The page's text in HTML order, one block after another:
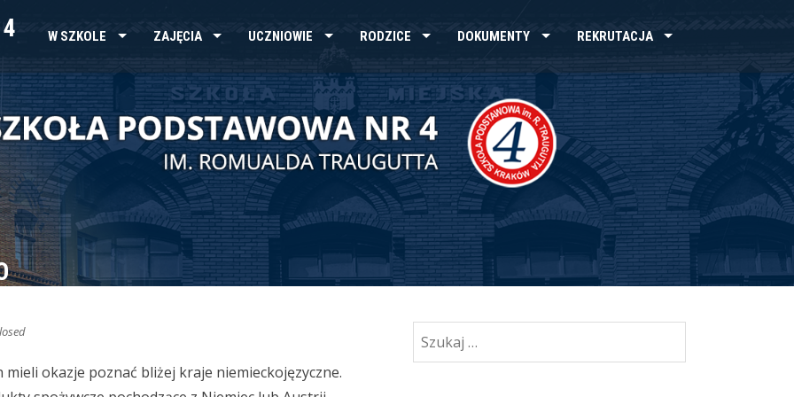
W SZKOLE ZAJĘCIA UCZNIOWIE RODZICE DOKUMENTY REKRUTACJA
okazje poznać bliżej kraje niemieckojęzyczne.
Szukaj: